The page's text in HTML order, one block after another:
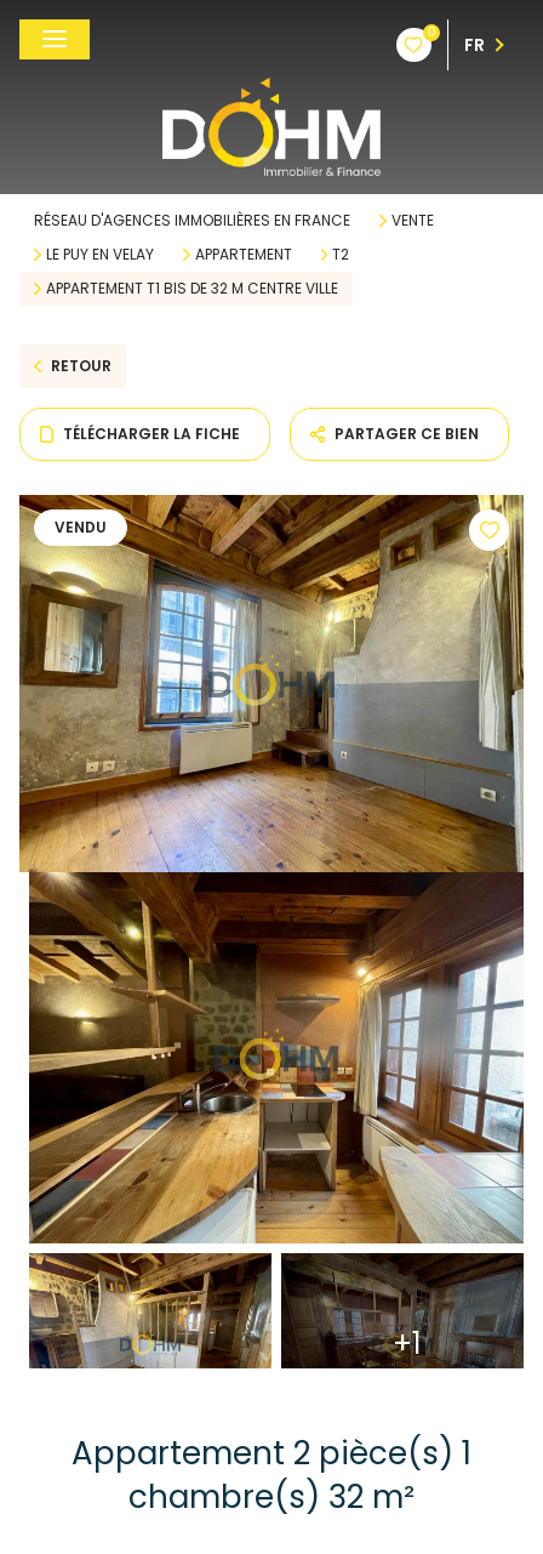
0
FR
RÉSEAU D'AGENCES IMMOBILIÈRES EN FRANCE
VENTE
LE PUY EN VELAY
APPARTEMENT
T2
APPARTEMENT T1 BIS DE 32 M CENTRE VILLE
RETOUR
TÉLÉCHARGER LA FICHE PARTAGER CE BIEN
VENDU
+1
Appartement 2 pièce(s) 1
chambre(s) 32 m²